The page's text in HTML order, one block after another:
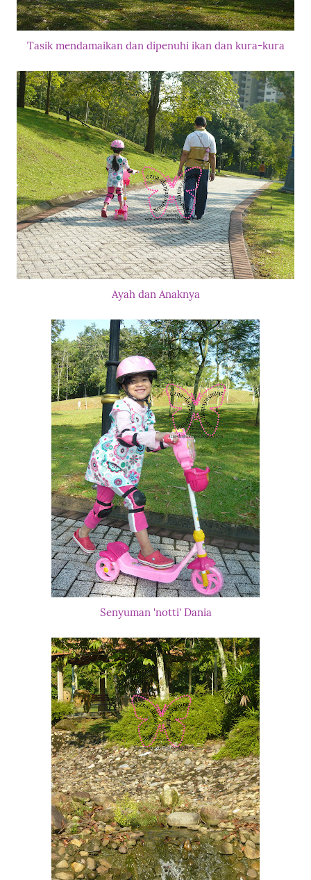
Tasik mendamaikan dan dipenuhi ikan dan kura-kura
Ayah dan Anaknya
Senyuman 'notti' Dania